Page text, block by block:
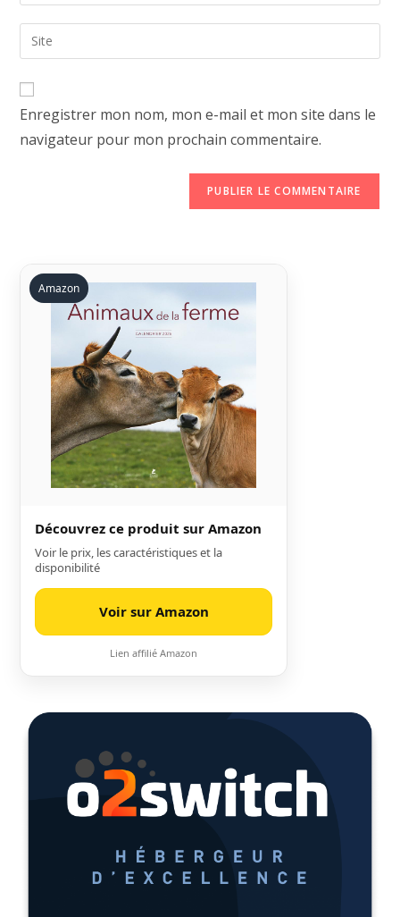
comment
email
address
comment
Saisir
l’URL
de
votre
site
(facultatif)
Enregistrer mon nom, mon e-mail et mon site dans le
navigateur pour mon prochain commentaire.
Amazon
Découvrez ce produit sur Amazon
Voir le prix, les caractéristiques et la
disponibilité
Voir sur Amazon
Lien affilié Amazon